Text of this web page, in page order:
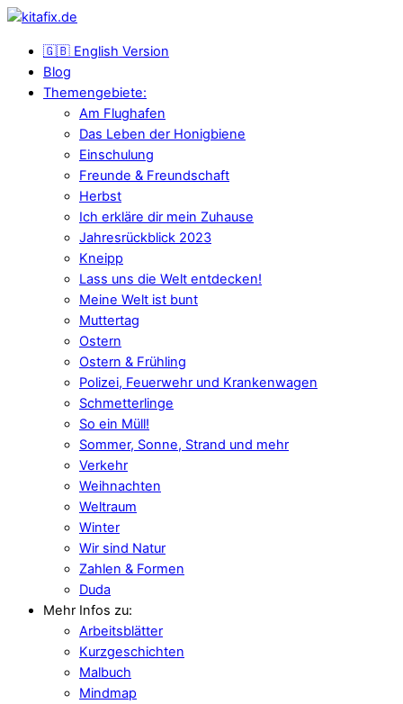
🇬🇧 English Version
Blog
Themengebiete:
Am Flughafen
Das Leben der Honigbiene
Einschulung
Freunde & Freundschaft
Herbst
Ich erkläre dir mein Zuhause
Jahresrückblick 2023
Kneipp
Lass uns die Welt entdecken!
Meine Welt ist bunt
Muttertag
Ostern
Ostern & Frühling
Polizei, Feuerwehr und Krankenwagen
Schmetterlinge
So ein Müll!
Sommer, Sonne, Strand und mehr
Verkehr
Weihnachten
Weltraum
Winter
Wir sind Natur
Zahlen & Formen
Duda
Mehr Infos zu:
Arbeitsblätter
Kurzgeschichten
Malbuch
Mindmap